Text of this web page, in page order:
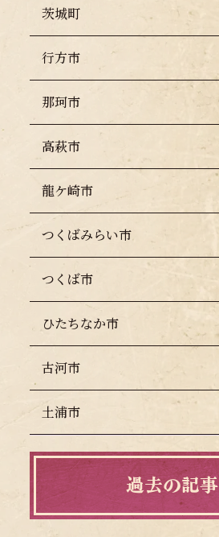
茨城町
行方市
那珂市
高萩市
龍ケ崎市
つくばみらい市
つくば市
ひたちなか市
古河市
土浦市
過去の記事